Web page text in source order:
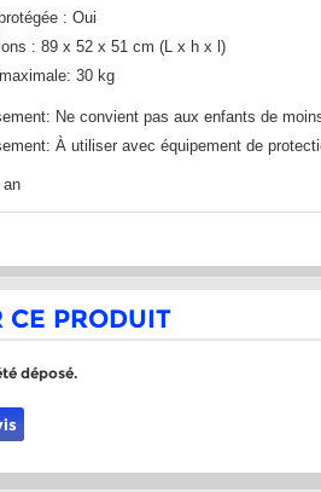
: Oui
: 89 x 52 x 51 cm (L x h x l)
30 kg
Ne convient pas aux enfants de
À utiliser avec équipement de
an
CE PRODUIT
déposé.